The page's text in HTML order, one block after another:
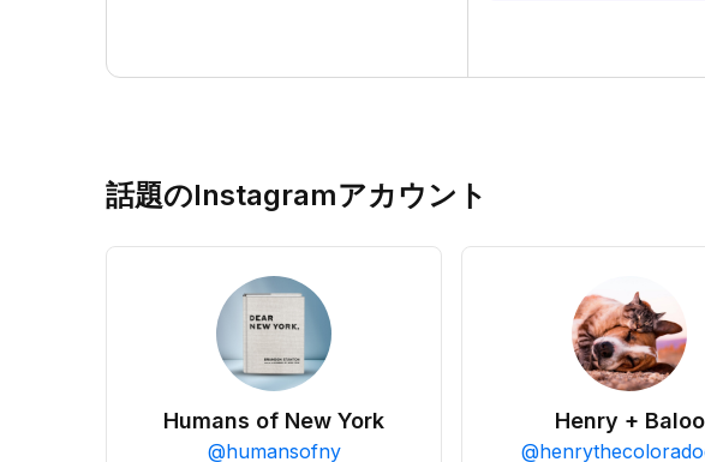
話題のInstagramアカウント
Humans of New York
@humansofny
Henry + Baloo
@